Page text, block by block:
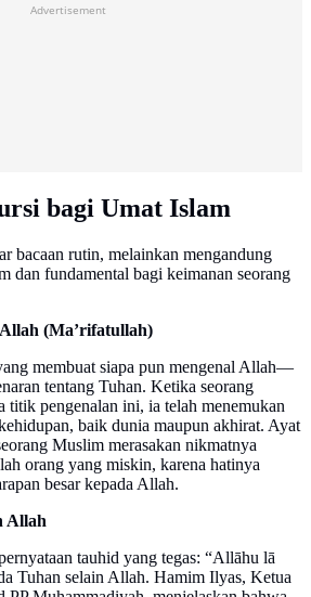
Advertisement
bagi Umat Islam
bacaan rutin, melainkan mengandung
dan fundamental bagi keimanan seorang
(Ma’rifatullah)
membuat siapa pun mengenal Allah—
tentang Tuhan. Ketika seorang
titik pengenalan ini, ia telah menemukan
baik dunia maupun akhirat. Ayat
Muslim merasakan nikmatnya
orang yang miskin, karena hatinya
besar kepada Allah.
Allah
tauhid yang tegas: “Allāhu lā
Tuhan selain Allah. Hamim Ilyas, Ketua